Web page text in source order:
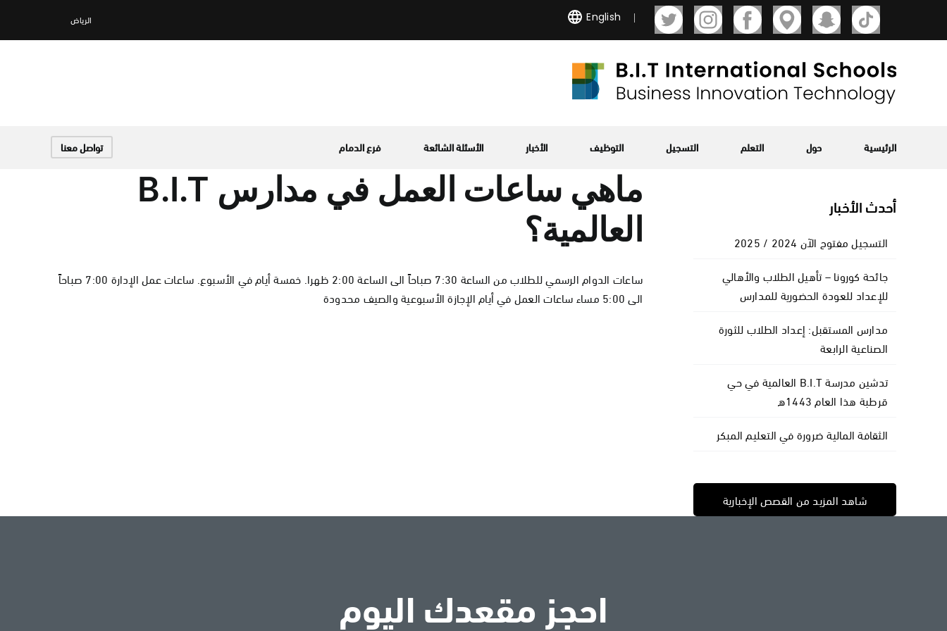
الرياض English
الرئيسية حول التعلم التسجيل التوظيف الأخبار الأسئلة الشائعة فرع الدمام تواصل معنا
ماهي ساعات العمل في مدارس B.I.T
العالمية؟
ساعات الدوام الرسمي للطلاب من الساعة 7:30 صباحاً الى الساعة 2:00 ظهرا. خمسة أيام في الأسبوع. ساعات عمل الإدارة 7:00 صباحاً
الى 5:00 مساء ساعات العمل في أيام الإجازة الأسبوعية والصيف محدودة
أحدث الأخبار
التسجيل مفتوح الآن 2024 / 2025
جائحة كورونا – تأهيل الطلاب والأهالي
للإعداد للعودة الحضورية للمدارس
مدارس المستقبل: إعداد الطلاب للثورة
الصناعية الرابعة
تدشين مدرسة B.I.T العالمية في حي
قرطبة هذا العام 1443ه
الثقافة المالية ضرورة في التعليم المبكر
شاهد المزيد من القصص الإخبارية
احجز مقعدك اليوم